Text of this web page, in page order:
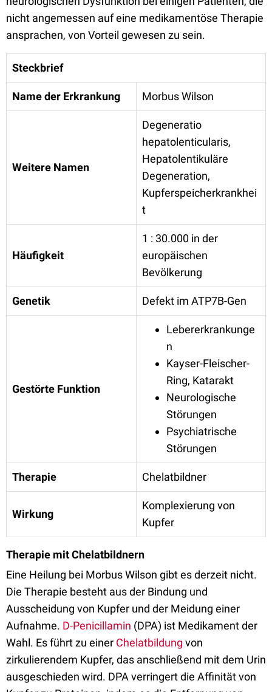
nicht angemessen auf eine medikamentöse Therapie
ansprachen, von Vorteil gewesen zu sein.
Steckbrief
Name der Erkrankung Morbus Wilson
Weitere Namen
Degeneratio
hepatolenticularis,
Hepatolentikuläre
Degeneration,
Kupferspeicherkrankhei
t
Häufigkeit
1 : 30.000 in der
europäischen
Bevölkerung
Genetik Defekt im ATP7B-Gen
Gestörte Funktion
Lebererkrankunge
n
Kayser-Fleischer-
Ring, Katarakt
Neurologische
Störungen
Psychiatrische
Störungen
Therapie Chelatbildner
Wirkung
Komplexierung von
Kupfer
Therapie mit Chelatbildnern
Eine Heilung bei Morbus Wilson gibt es derzeit nicht.
Die Therapie besteht aus der Bindung und
Ausscheidung von Kupfer und der Meidung einer
Aufnahme. D-Penicillamin (DPA) ist Medikament der
Wahl. Es führt zu einer Chelatbildung von
zirkulierendem Kupfer, das anschließend mit dem Urin
ausgeschieden wird. DPA verringert die Affinität von